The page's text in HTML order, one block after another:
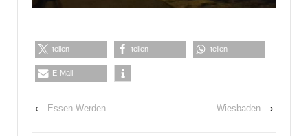
teilen teilen teilen
E-Mail
‹ Essen-Werden Wiesbaden ›